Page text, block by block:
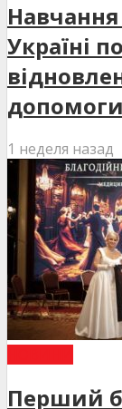
Навчання
Україні
1 неделя назад
Перший